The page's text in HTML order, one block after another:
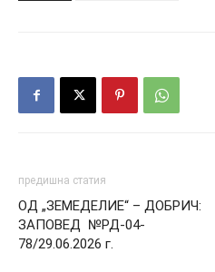
предишна статия
ОД „ЗЕМЕДЕЛИЕ“ – ДОБРИЧ:
ЗАПОВЕД №РД-04-
78/29.06.2026 г.